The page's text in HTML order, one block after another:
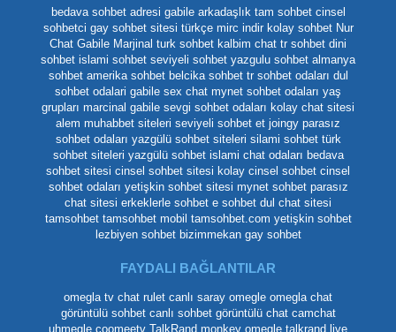
bedava sohbet adresi gabile arkadaşlık tam sohbet cinsel
sohbetci gay sohbet sitesi türkçe mirc indir kolay sohbet Nur
Chat Gabile Marjinal turk sohbet kalbim chat tr sohbet dini
sohbet islami sohbet seviyeli sohbet yazgulu sohbet almanya
sohbet amerika sohbet belcika sohbet tr sohbet odaları dul
sohbet odalari gabile sex chat mynet sohbet odaları yaş
grupları marcinal gabile sevgi sohbet odaları kolay chat sitesi
alem muhabbet siteleri seviyeli sohbet et joingy parasız
sohbet odaları yazgülü sohbet siteleri silami sohbet türk
sohbet siteleri yazgülü sohbet islami chat odaları bedava
sohbet sitesi cinsel sohbet sitesi kolay cinsel sohbet cinsel
sohbet odaları yetişkin sohbet sitesi mynet sohbet parasız
chat sitesi erkeklerle sohbet e sohbet dul chat sitesi
tamsohbet tamsohbet mobil tamsohbet.com yetişkin sohbet
lezbiyen sohbet bizimmekan gay sohbet
FAYDALI BAĞLANTILAR
omegla tv chat rulet canlı saray omegle omegla chat
görüntülü sohbet canlı sohbet görüntülü chat camchat
uhmegle coomeetv TalkRand monkey omegle talkrand live